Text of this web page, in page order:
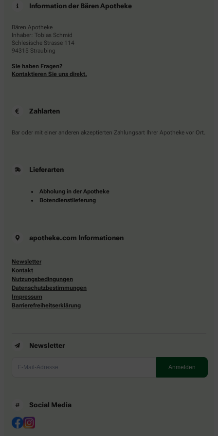
Information der Bären Apotheke
Bären Apotheke
Inhaber: Tobias Schmid
Schlesische Strasse 114
94315 Straubing
Sie haben Fragen?
Kontaktieren Sie uns direkt.
Zahlarten
Bar oder mit einer anderen akzeptierten Zahlungsart Ihrer Apotheke vor Ort.
Lieferarten
Abholung in der Apotheke
Botendienstlieferung
apotheke.com Informationen
Newsletter
Kontakt
Nutzungsbedingungen
Datenschutzbestimmungen
Impressum
Barrierefreiheitserklärung
Newsletter
Social Media